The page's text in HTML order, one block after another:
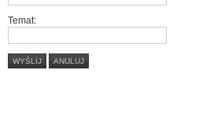
Temat:
WYŚLIJ ANULUJ